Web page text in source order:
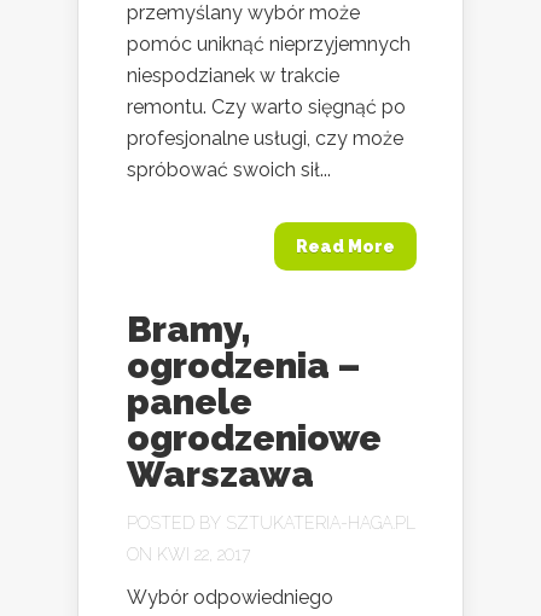
przemyślany wybór może
pomóc uniknąć nieprzyjemnych
niespodzianek w trakcie
remontu. Czy warto sięgnąć po
profesjonalne usługi, czy może
spróbować swoich sił...
Read More
Bramy,
ogrodzenia –
panele
ogrodzeniowe
Warszawa
POSTED BY SZTUKATERIA-HAGA.PL
ON KWI 22, 2017
Wybór odpowiedniego